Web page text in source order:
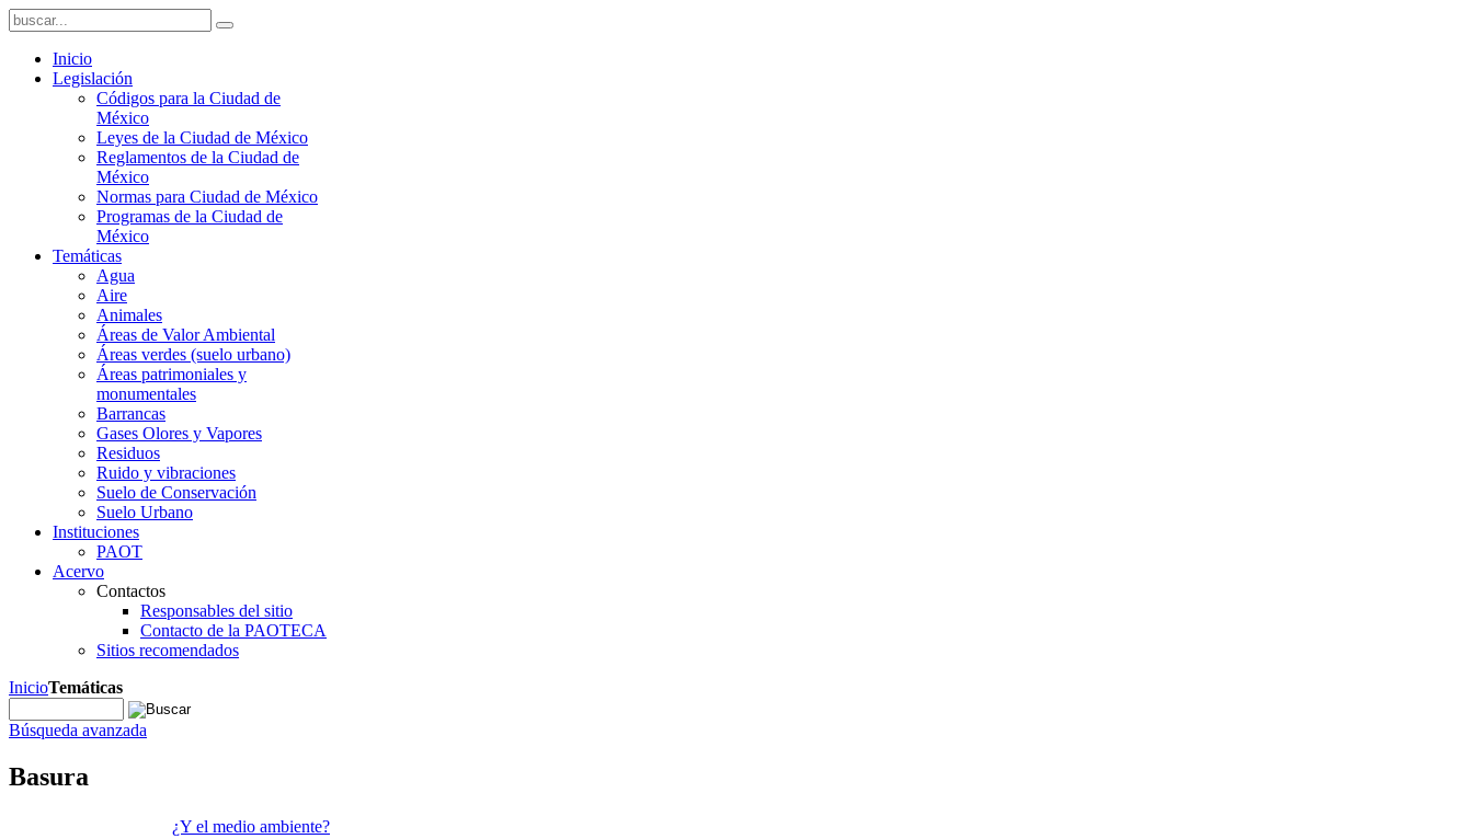
Inicio
Legislación
Códigos para la Ciudad de
México
Leyes de la Ciudad de México
Reglamentos de la Ciudad de
México
Normas para Ciudad de México
Programas de la Ciudad de
México
Temáticas
Agua
Aire
Animales
Áreas de Valor Ambiental
Áreas verdes (suelo urbano)
Áreas patrimoniales y
monumentales
Barrancas
Gases Olores y Vapores
Residuos
Ruido y vibraciones
Suelo de Conservación
Suelo Urbano
Instituciones
PAOT
Acervo
Contactos
Responsables del sitio
Contacto de la PAOTECA
Sitios recomendados
InicioTemáticas
Búsqueda avanzada
Basura
¿Y el medio ambiente?